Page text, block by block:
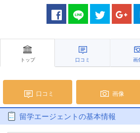
トップ 口コミ 画
口コミ 画像
留学エージェントの基本情報